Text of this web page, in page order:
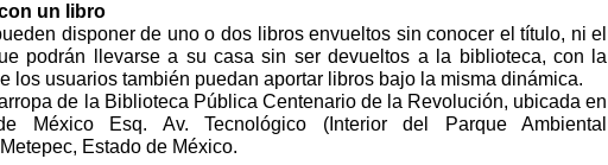
un libro
disponer de uno o dos libros envueltos sin conocer el título, ni el
podrán llevarse a su casa sin ser devueltos a la biblioteca, con la
los usuarios también puedan aportar libros bajo la misma dinámica.
de la Biblioteca Pública Centenario de la Revolución, ubicada en
México Esq. Av. Tecnológico (Interior del Parque Ambiental
Estado de México.